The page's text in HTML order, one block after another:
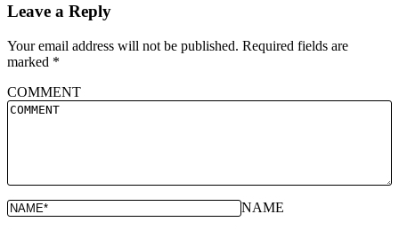
Leave a Reply
Your email address will not be published. Required fields are
marked *
COMMENT
NAME